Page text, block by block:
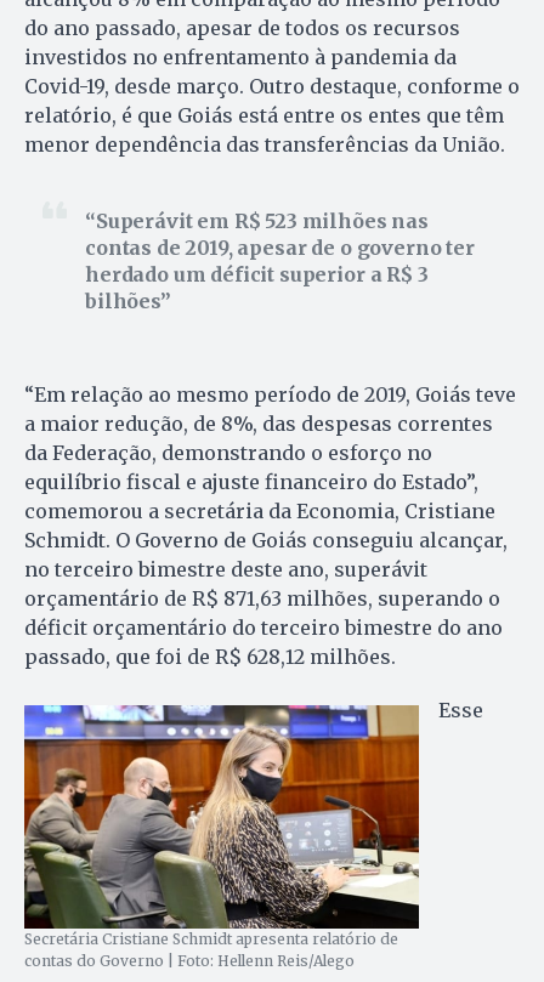
do ano passado, apesar de todos os recursos
investidos no enfrentamento à pandemia da
Covid-19, desde março. Outro destaque, conforme o
relatório, é que Goiás está entre os entes que têm
menor dependência das transferências da União.
Superávit em R$ 523 milhões nas
contas de 2019, apesar de o governo ter
herdado um déficit superior a R$ 3
bilhões
“Em relação ao mesmo período de 2019, Goiás teve
a maior redução, de 8%, das despesas correntes
da Federação, demonstrando o esforço no
equilíbrio fiscal e ajuste financeiro do Estado”,
comemorou a secretária da Economia, Cristiane
Schmidt. O Governo de Goiás conseguiu alcançar,
no terceiro bimestre deste ano, superávit
orçamentário de R$ 871,63 milhões, superando o
déficit orçamentário do terceiro bimestre do ano
passado, que foi de R$ 628,12 milhões.
Secretária Cristiane Schmidt apresenta relatório de
contas do Governo | Foto: Hellenn Reis/Alego
Esse